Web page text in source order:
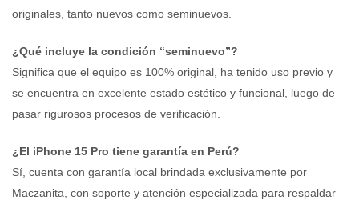
originales, tanto nuevos como seminuevos.
¿Qué incluye la condición “seminuevo”?
Significa que el equipo es 100% original, ha tenido uso previo y
se encuentra en excelente estado estético y funcional, luego de
pasar rigurosos procesos de verificación.
¿El iPhone 15 Pro tiene garantía en Perú?
Sí, cuenta con garantía local brindada exclusivamente por
Maczanita, con soporte y atención especializada para respaldar